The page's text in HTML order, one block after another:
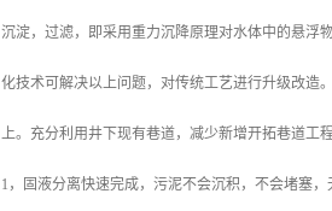
沉淀，过滤，即采用重力沉降原理对水体中的悬浮
化技术可解决以上问题，对传统工艺进行升级改造
上。充分利用井下现有巷道，减少新增开拓巷道工
1，固液分离快速完成，污泥不会沉积，不会堵塞